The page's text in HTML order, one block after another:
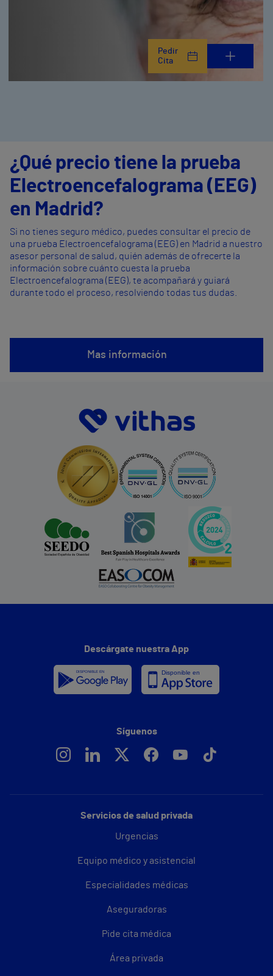
Pedir
Cita
¿Qué precio tiene la prueba
Electroencefalograma (EEG)
en Madrid?
Si no tienes seguro médico, puedes consultar el precio de
una prueba Electroencefalograma (EEG) en Madrid a nuestro
asesor personal de salud, quién además de ofrecerte la
información sobre cuánto cuesta la prueba
Electroencefalograma (EEG), te acompañará y guiará
durante todo el proceso, resolviendo todas tus dudas.
Mas información
Servicios de salud privada
Urgencias
Equipo médico y asistencial
Especialidades médicas
Aseguradoras
Pide cita médica
Área privada
Descárgate nuestra App
Síguenos